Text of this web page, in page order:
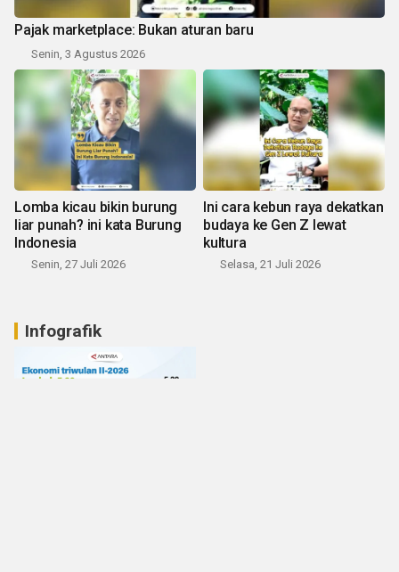
Pajak marketplace: Bukan aturan baru
Senin, 3 Agustus 2026
Lomba kicau bikin burung
liar punah? ini kata Burung
Indonesia
Senin, 27 Juli 2026
Ini cara kebun raya dekatkan
budaya ke Gen Z lewat
kultura
Selasa, 21 Juli 2026
Infografik